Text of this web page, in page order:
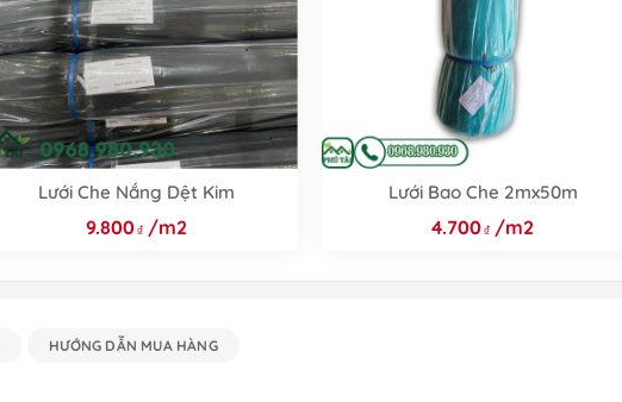
Lưới Che Nắng Dệt Kim
9.800 /m2
Lưới Bao Che 2mx50m
4.700 /m2
HƯỚNG DẪN MUA HÀNG